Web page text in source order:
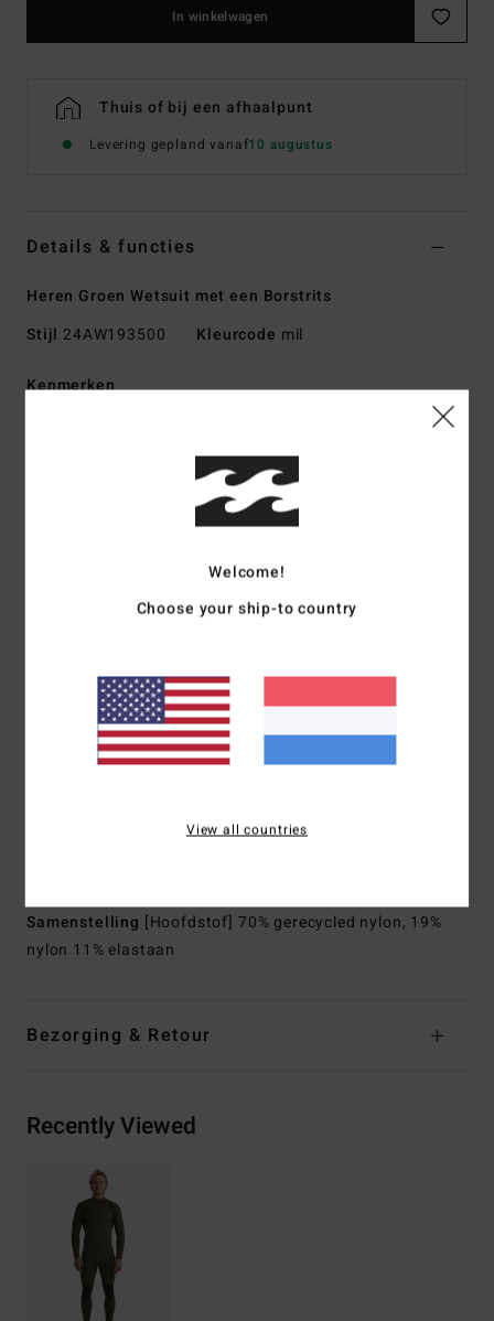
In winkelwagen
Thuis of bij een afhaalpunt
Levering gepland vanaf10 augustus
Details & functies
Heren Groen Wetsuit met een Borstrits
Stijl 24AW193500 Kleurcode mil
Kenmerken
Stof aan de buitenkant:UPCYCLER AIRLITE 4D - 20%
meer stretch, 100% geüpcycled
CICLO AIRLITE - CICLO-technologie gecombineerd met
NATUURLIJK RUBBER - gemaakt van 85%
natuurlijk rubber en 15% synthetische additieven bestaande
uit geüpcycled BolderBlack en sojaolie.
Stof aan de binnenkant: GRAPHENE+ in combinatie met
GRAPHENE COMP voor Nobelprijswinnende warmte en
performance
Dikte:3/2 mm
Samenstelling [Hoofdstof] 70% gerecycled nylon, 19%
nylon 11% elastaan
Bezorging & Retour
Recently Viewed
Welcome!
Choose your ship-to country
View all countries